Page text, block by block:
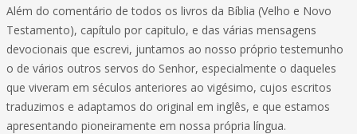
Além do comentário de todos os livros da Bíblia (Velho e Novo
Testamento), capítulo por capitulo, e das várias mensagens
devocionais que escrevi, juntamos ao nosso próprio testemunho
o de vários outros servos do Senhor, especialmente o daqueles
que viveram em séculos anteriores ao vigésimo, cujos escritos
traduzimos e adaptamos do original em inglês, e que estamos
apresentando pioneiramente em nossa própria língua.